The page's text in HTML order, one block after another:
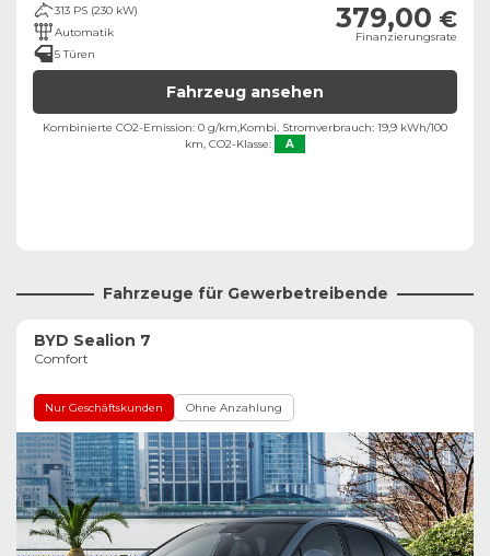
313 PS (230 kW)
Automatik
5 Türen
379,00 €
Finanzierungsrate
Fahrzeug ansehen
Kombinierte CO2-Emission: 0 g/km,Kombi. Stromverbrauch: 19,9 kWh/100
km, CO2-Klasse: A
Fahrzeuge für Gewerbetreibende
BYD Sealion 7
Comfort
Nur Geschäftskunden Ohne Anzahlung